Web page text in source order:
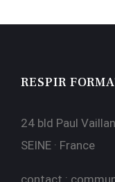
RESPIR
24 bld Paul
SEINE · France
contact :